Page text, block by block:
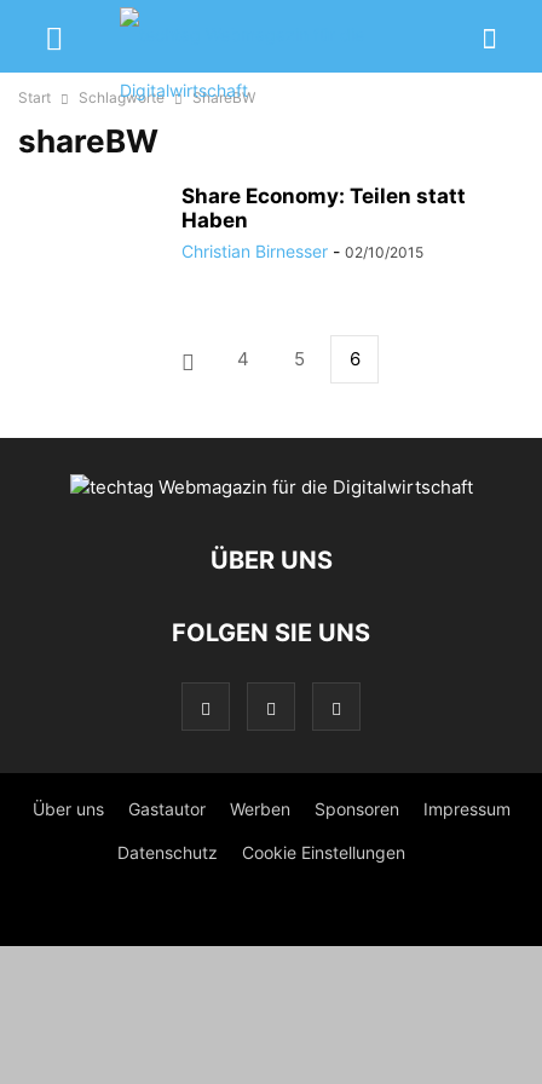
Start Schlagworte ShareBW
shareBW
Share Economy: Teilen statt
Haben
Christian Birnesser - 02/10/2015
4 5 6
ÜBER UNS
FOLGEN SIE UNS
Über uns Gastautor Werben Sponsoren Impressum
Datenschutz Cookie Einstellungen